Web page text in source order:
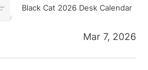
Black Cat 2026 Desk Calendar
Mar 7, 2026